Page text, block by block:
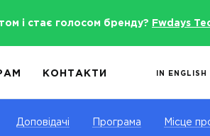
і стає голосом бренду? Fwdays
КОНТАКТИ IN ENGLISH
Доповідачі Програма Місце